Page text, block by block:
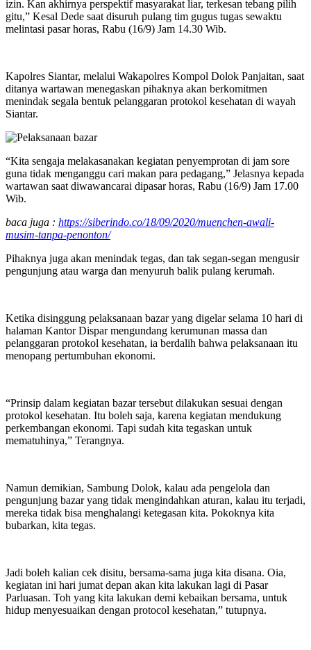
izin. Kan akhirnya perspektif masyarakat liar, terkesan tebang pilih
gitu,” Kesal Dede saat disuruh pulang tim gugus tugas sewaktu
melintasi pasar horas, Rabu (16/9) Jam 14.30 Wib.
Kapolres Siantar, melalui Wakapolres Kompol Dolok Panjaitan, saat
ditanya wartawan menegaskan pihaknya akan berkomitmen
menindak segala bentuk pelanggaran protokol kesehatan di wayah
Siantar.
“Kita sengaja melakasanakan kegiatan penyemprotan di jam sore
guna tidak menganggu cari makan para pedagang,” Jelasnya kepada
wartawan saat diwawancarai dipasar horas, Rabu (16/9) Jam 17.00
Wib.
baca juga : https://siberindo.co/18/09/2020/muenchen-awali-
musim-tanpa-penonton/
Pihaknya juga akan menindak tegas, dan tak segan-segan mengusir
pengunjung atau warga dan menyuruh balik pulang kerumah.
Ketika disinggung pelaksanaan bazar yang digelar selama 10 hari di
halaman Kantor Dispar mengundang kerumunan massa dan
pelanggaran protokol kesehatan, ia berdalih bahwa pelaksanaan itu
menopang pertumbuhan ekonomi.
“Prinsip dalam kegiatan bazar tersebut dilakukan sesuai dengan
protokol kesehatan. Itu boleh saja, karena kegiatan mendukung
perkembangan ekonomi. Tapi sudah kita tegaskan untuk
mematuhinya,” Terangnya.
Namun demikian, Sambung Dolok, kalau ada pengelola dan
pengunjung bazar yang tidak mengindahkan aturan, kalau itu terjadi,
mereka tidak bisa menghalangi ketegasan kita. Pokoknya kita
bubarkan, kita tegas.
Jadi boleh kalian cek disitu, bersama-sama juga kita disana. Oia,
kegiatan ini hari jumat depan akan kita lakukan lagi di Pasar
Parluasan. Toh yang kita lakukan demi kebaikan bersama, untuk
hidup menyesuaikan dengan protocol kesehatan,” tutupnya.